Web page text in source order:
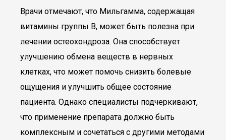
Врачи отмечают, что Мильгамма, содержащая
витамины группы B, может быть полезна при
лечении остеохондроза. Она способствует
улучшению обмена веществ в нервных
клетках, что может помочь снизить болевые
ощущения и улучшить общее состояние
пациента. Однако специалисты подчеркивают,
что применение препарата должно быть
комплексным и сочетаться с другими методами